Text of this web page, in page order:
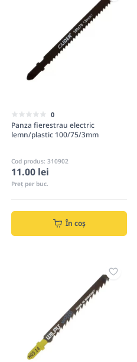
0
Panza fierestrau electric
lemn/plastic 100/75/3mm
Cod produs: 310902
11.00 lei
Preț per buc.
În coș